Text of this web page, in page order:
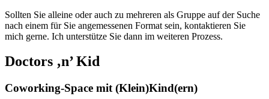
Sollten Sie alleine oder auch zu mehreren als Gruppe auf der Suche
nach einem für Sie angemessenen Format sein, kontaktieren Sie
mich gerne. Ich unterstütze Sie dann im weiteren Prozess.
Doctors ‚n’ Kid
Coworking-Space mit (Klein)Kind(ern)